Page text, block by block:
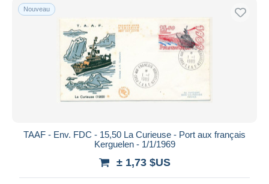
Nouveau
TAAF - Env. FDC - 15,50 La Curieuse - Port aux français
Kerguelen - 1/1/1969
± 1,73 $US